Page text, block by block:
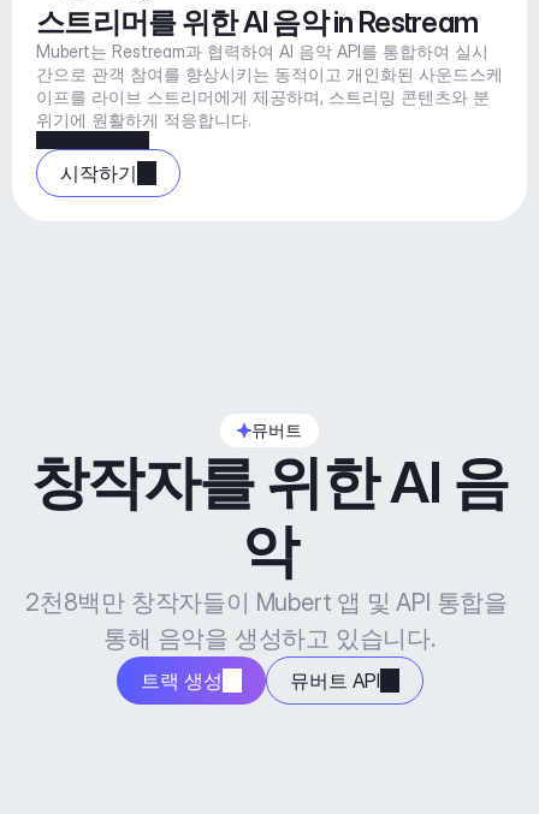
스트리머를 위한 AI 음악 in Restream
Mubert는 Restream과 협력하여 AI 음악 API를 통합하여 실시
간으로 관객 참여를 향상시키는 동적이고 개인화된 사운드스케
이프를 라이브 스트리머에게 제공하며, 스트리밍 콘텐츠와 분
위기에 원활하게 적응합니다.
시작하기
뮤버트
창작자를 위한 AI 음
악
2천8백만 창작자들이 Mubert 앱 및 API 통합을
통해 음악을 생성하고 있습니다.
트랙 생성 뮤버트 API